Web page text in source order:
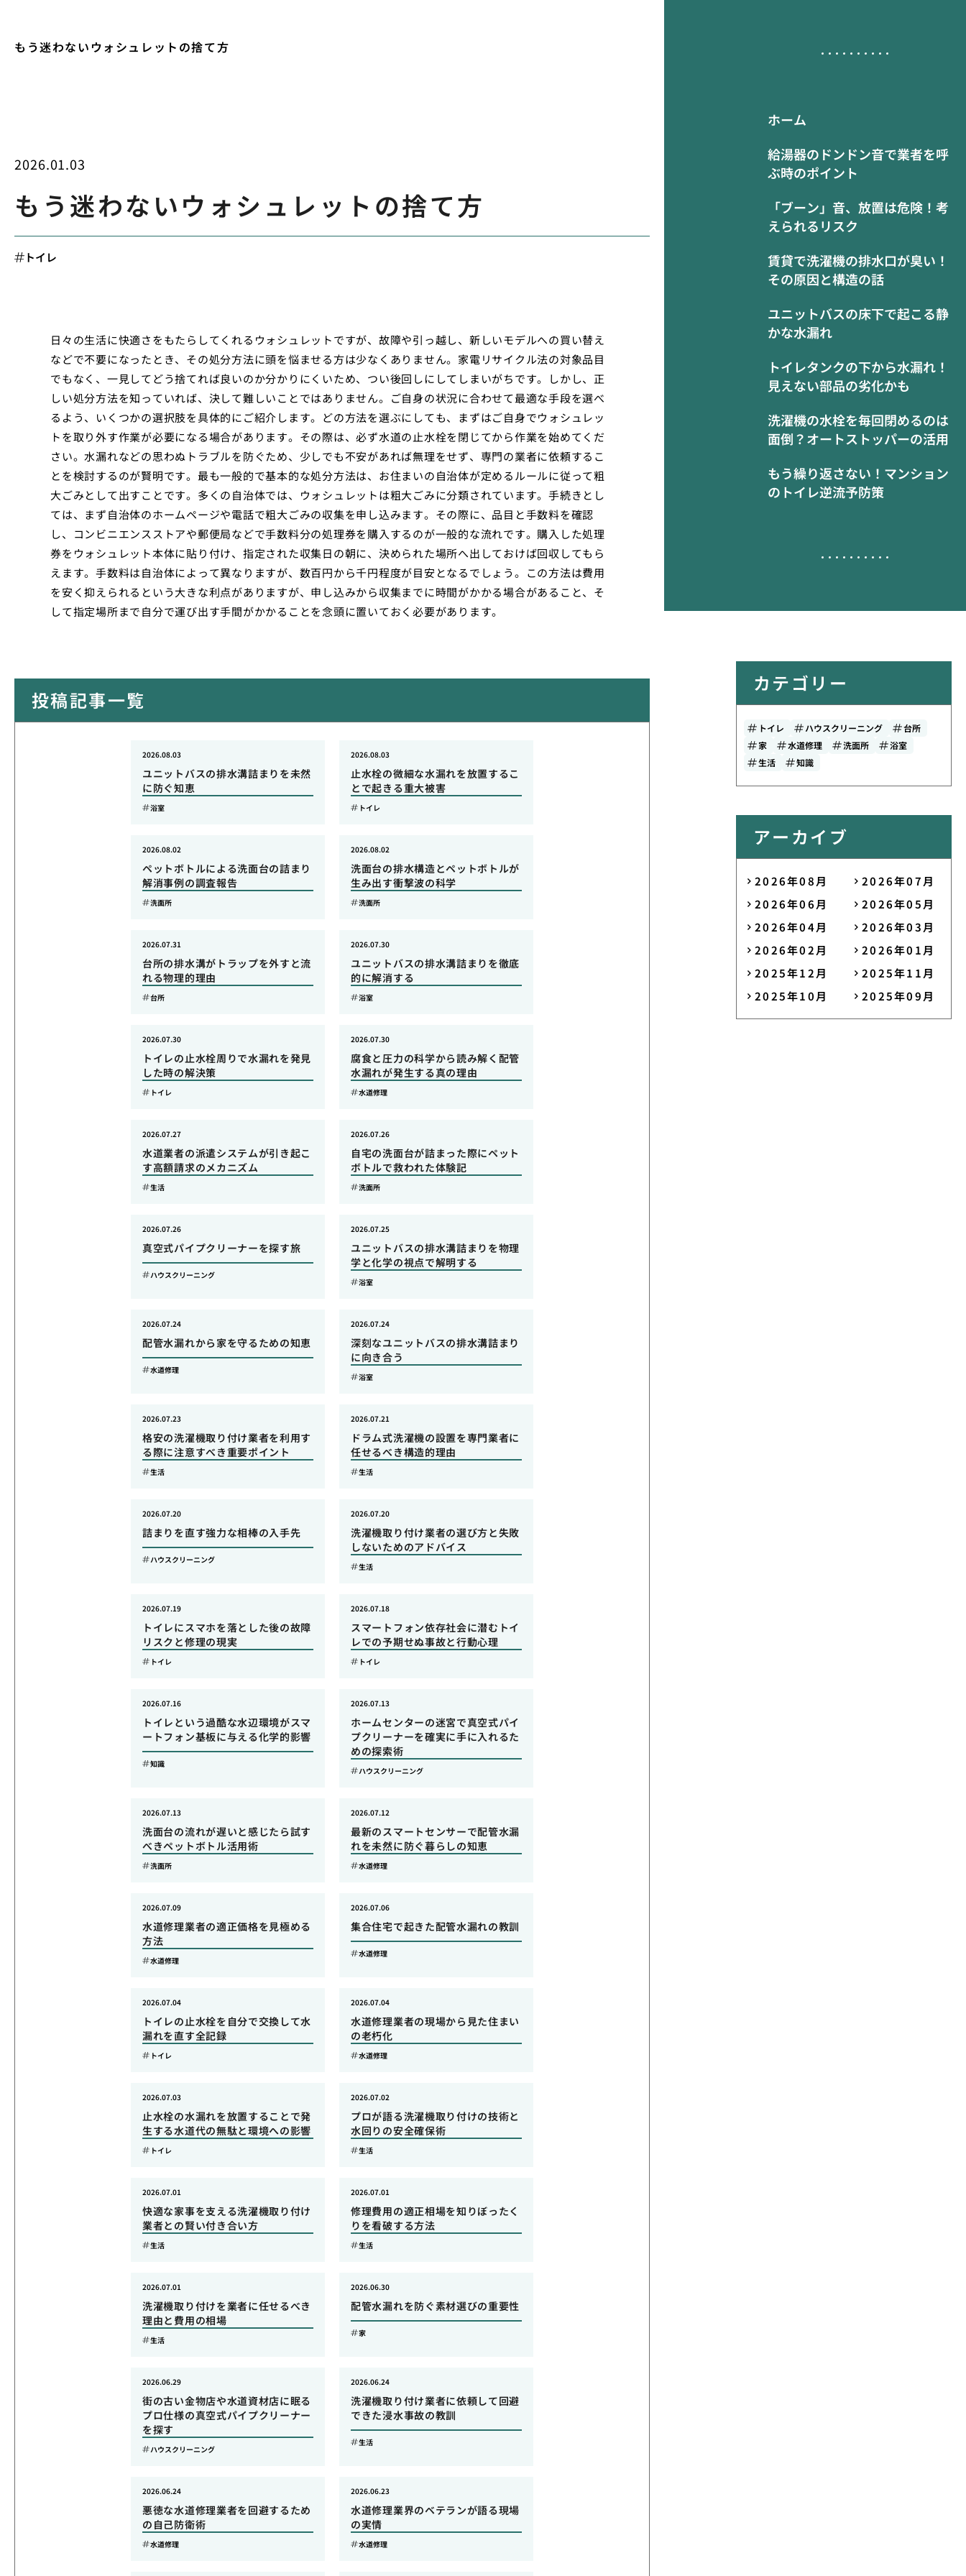
もう迷わないウォシュレットの捨て方
ホーム
給湯器のドンドン音で業者を呼
ぶ時のポイント
「ブーン」音、放置は危険！考
えられるリスク
賃貸で洗濯機の排水口が臭い！
その原因と構造の話
ユニットバスの床下で起こる静
かな水漏れ
トイレタンクの下から水漏れ！
見えない部品の劣化かも
洗濯機の水栓を毎回閉めるのは
面倒？オートストッパーの活用
もう繰り返さない！マンション
のトイレ逆流予防策
2026.01.03
もう迷わないウォシュレットの捨て方
トイレ
日々の生活に快適さをもたらしてくれるウォシュレットですが、故障や引っ越し、新しいモデルへの買い替え
などで不要になったとき、その処分方法に頭を悩ませる方は少なくありません。家電リサイクル法の対象品目
でもなく、一見してどう捨てれば良いのか分かりにくいため、つい後回しにしてしまいがちです。しかし、正
しい処分方法を知っていれば、決して難しいことではありません。ご自身の状況に合わせて最適な手段を選べ
るよう、いくつかの選択肢を具体的にご紹介します。どの方法を選ぶにしても、まずはご自身でウォシュレッ
トを取り外す作業が必要になる場合があります。その際は、必ず水道の止水栓を閉じてから作業を始めてくだ
さい。水漏れなどの思わぬトラブルを防ぐため、少しでも不安があれば無理をせず、専門の業者に依頼するこ
とを検討するのが賢明です。最も一般的で基本的な処分方法は、お住まいの自治体が定めるルールに従って粗
大ごみとして出すことです。多くの自治体では、ウォシュレットは粗大ごみに分類されています。手続きとし
ては、まず自治体のホームページや電話で粗大ごみの収集を申し込みます。その際に、品目と手数料を確認
し、コンビニエンスストアや郵便局などで手数料分の処理券を購入するのが一般的な流れです。購入した処理
券をウォシュレット本体に貼り付け、指定された収集日の朝に、決められた場所へ出しておけば回収してもら
えます。手数料は自治体によって異なりますが、数百円から千円程度が目安となるでしょう。この方法は費用
を安く抑えられるという大きな利点がありますが、申し込みから収集までに時間がかかる場合があること、そ
して指定場所まで自分で運び出す手間がかかることを念頭に置いておく必要があります。
投稿記事一覧
ユニットバスの排水溝詰まりを未然
に防ぐ知恵
2026.08.03
浴室
止水栓の微細な水漏れを放置するこ
とで起きる重大被害
2026.08.03
トイレ
ペットボトルによる洗面台の詰まり
解消事例の調査報告
2026.08.02
洗面所
洗面台の排水構造とペットボトルが
生み出す衝撃波の科学
2026.08.02
洗面所
台所の排水溝がトラップを外すと流
れる物理的理由
2026.07.31
台所
ユニットバスの排水溝詰まりを徹底
的に解消する
2026.07.30
浴室
トイレの止水栓周りで水漏れを発見
した時の解決策
2026.07.30
トイレ
腐食と圧力の科学から読み解く配管
水漏れが発生する真の理由
2026.07.30
水道修理
水道業者の派遣システムが引き起こ
す高額請求のメカニズム
2026.07.27
生活
自宅の洗面台が詰まった際にペット
ボトルで救われた体験記
2026.07.26
洗面所
真空式パイプクリーナーを探す旅
2026.07.26
ハウスクリーニング
ユニットバスの排水溝詰まりを物理
学と化学の視点で解明する
2026.07.25
浴室
配管水漏れから家を守るための知恵
2026.07.24
水道修理
深刻なユニットバスの排水溝詰まり
に向き合う
2026.07.24
浴室
格安の洗濯機取り付け業者を利用す
る際に注意すべき重要ポイント
2026.07.23
生活
ドラム式洗濯機の設置を専門業者に
任せるべき構造的理由
2026.07.21
生活
詰まりを直す強力な相棒の入手先
2026.07.20
ハウスクリーニング
洗濯機取り付け業者の選び方と失敗
しないためのアドバイス
2026.07.20
生活
トイレにスマホを落とした後の故障
リスクと修理の現実
2026.07.19
トイレ
スマートフォン依存社会に潜むトイ
レでの予期せぬ事故と行動心理
2026.07.18
トイレ
トイレという過酷な水辺環境がスマ
ートフォン基板に与える化学的影響
2026.07.16
知識
ホームセンターの迷宮で真空式パイ
プクリーナーを確実に手に入れるた
めの探索術
2026.07.13
ハウスクリーニング
洗面台の流れが遅いと感じたら試す
べきペットボトル活用術
2026.07.13
洗面所
最新のスマートセンサーで配管水漏
れを未然に防ぐ暮らしの知恵
2026.07.12
水道修理
水道修理業者の適正価格を見極める
方法
2026.07.09
水道修理
集合住宅で起きた配管水漏れの教訓
2026.07.06
水道修理
トイレの止水栓を自分で交換して水
漏れを直す全記録
2026.07.04
トイレ
水道修理業者の現場から見た住まい
の老朽化
2026.07.04
水道修理
止水栓の水漏れを放置することで発
生する水道代の無駄と環境への影響
2026.07.03
トイレ
プロが語る洗濯機取り付けの技術と
水回りの安全確保術
2026.07.02
生活
快適な家事を支える洗濯機取り付け
業者との賢い付き合い方
2026.07.01
生活
修理費用の適正相場を知りぼったく
りを看破する方法
2026.07.01
生活
洗濯機取り付けを業者に任せるべき
理由と費用の相場
2026.07.01
生活
配管水漏れを防ぐ素材選びの重要性
2026.06.30
家
街の古い金物店や水道資材店に眠る
プロ仕様の真空式パイプクリーナー
を探す
2026.06.29
ハウスクリーニング
洗濯機取り付け業者に依頼して回避
できた浸水事故の教訓
2026.06.24
生活
悪徳な水道修理業者を回避するため
の自己防衛術
2026.06.24
水道修理
水道修理業界のベテランが語る現場
の実情
2026.06.23
水道修理
カテゴリー
トイレ ハウスクリーニング
台所
家
水道修理 洗面所
浴室
生活
知識
アーカイブ
2026年08月
2026年07月
2026年06月
2026年05月
2026年04月
2026年03月
2026年02月
2026年01月
2025年12月
2025年11月
2025年10月
2025年09月